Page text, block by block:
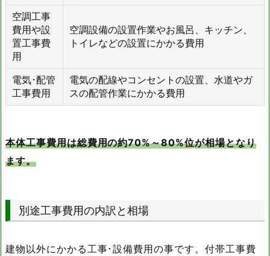
空調工事
費用や設
置工事費
用
空調設備の設置作業やお風呂、キッチン、
トイレなどの設置にかかる費用
電気･配管
工事費用
電気の配線やコンセントの設置、水道やガ
スの配管作業にかかる費用
本体工事費用は総費用の約70%～80%位が相場となり
ます。
別途工事費用の内訳と相場
建物以外にかかる工事･設備費用の事です。付帯工事費